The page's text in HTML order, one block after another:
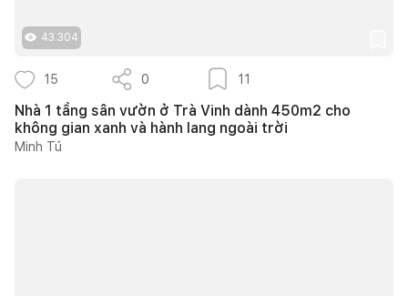
43.304
15 0 11
Nhà 1 tầng sân vườn ở Trà Vinh dành 450m2 cho
không gian xanh và hành lang ngoài trời
Minh Tú